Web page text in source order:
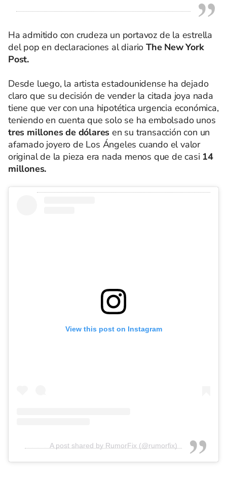
Ha admitido con crudeza un portavoz de la estrella
del pop en declaraciones al diarioThe New York
Post.
Desde luego, la artista estadounidense ha dejado
claro que su decisión de vender la citada joya nada
tiene que ver con una hipotética urgencia económica,
teniendo en cuenta que solo se ha embolsado unos
tres millones de dólares en su transacción con un
afamado joyero de Los Ángeles cuando el valor
original de la pieza era nada menos que de casi 14
millones.
View this post on Instagram
A post shared by RumorFix (@rumorfix)